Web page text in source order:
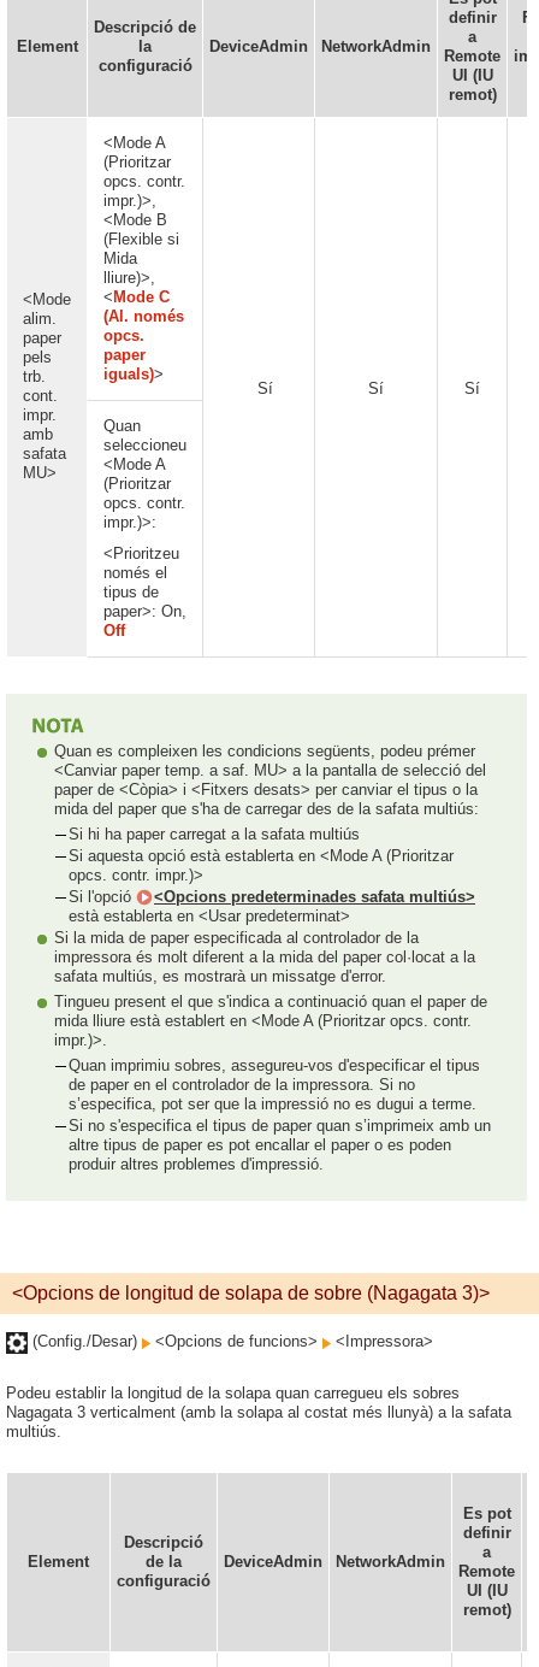
Element
Descripció de
la
configuració
DeviceAdmin NetworkAdmin
definir
a
Remote
UI (IU
remot)
<Mode
alim.
paper
pels
trb.
cont.
impr.
amb
safata
MU>
<Mode A
(Prioritzar
opcs. contr.
impr.)>,
<Mode B
(Flexible si
Mida
lliure)>,
< Mode C
(Al. només
opcs.
paper
iguals)>
Sí
Sí Sí
Quan
seleccioneu
<Mode A
(Prioritzar
opcs. contr.
impr.)>:
<Prioritzeu
només el
tipus de
paper>: On,
Off
Quan es compleixen les condicions següents, podeu prémer
<Canviar paper temp. a saf. MU> a la pantalla de selecció del
paper de <Còpia> i <Fitxers desats> per canviar el tipus o la
mida del paper que s'ha de carregar des de la safata multiús:
Si hi ha paper carregat a la safata multiús
Si aquesta opció està establerta en <Mode A (Prioritzar
opcs. contr. impr.)>
Si l'opció
<Opcions predeterminades safata multiús>
està establerta en <Usar predeterminat>
Si la mida de paper especificada al controlador de la
impressora és molt diferent a la mida del paper col·locat a la
safata multiús, es mostrarà un missatge d'error.
Tingueu present el que s'indica a continuació quan el paper de
mida lliure està establert en <Mode A (Prioritzar opcs. contr.
impr.)>.
Quan imprimiu sobres, assegureu-vos d'especificar el tipus
de paper en el controlador de la impressora. Si no
s’especifica, pot ser que la impressió no es dugui a terme.
Si no s'especifica el tipus de paper quan s’imprimeix amb un
altre tipus de paper es pot encallar el paper o es poden
produir altres problemes d'impressió.
<Opcions de longitud de solapa de sobre (Nagagata 3)>
(Config./Desar) <Opcions de funcions> <Impressora>
Podeu establir la longitud de la solapa quan carregueu els sobres
Nagagata 3 verticalment (amb la solapa al costat més llunyà) a la safata
multiús.
Element
Descripció
de la
configuració
DeviceAdmin NetworkAdmin
Es pot
definir
a
Remote
UI (IU
remot)